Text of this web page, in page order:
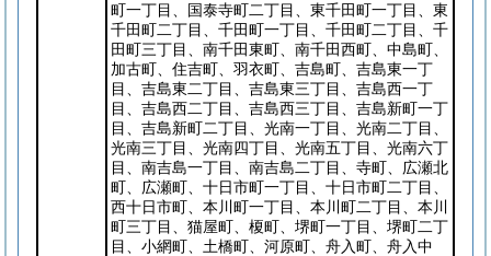
町一丁目、国泰寺町二丁目、東千田町一丁目、東
千田町二丁目、千田町一丁目、千田町二丁目、千
田町三丁目、南千田東町、南千田西町、中島町、
加古町、住吉町、羽衣町、吉島町、吉島東一丁
目、吉島東二丁目、吉島東三丁目、吉島西一丁
目、吉島西二丁目、吉島西三丁目、吉島新町一丁
目、吉島新町二丁目、光南一丁目、光南二丁目、
光南三丁目、光南四丁目、光南五丁目、光南六丁
目、南吉島一丁目、南吉島二丁目、寺町、広瀬北
町、広瀬町、十日市町一丁目、十日市町二丁目、
西十日市町、本川町一丁目、本川町二丁目、本川
町三丁目、猫屋町、榎町、堺町一丁目、堺町二丁
目、小網町、土橋町、河原町、舟入町、舟入中